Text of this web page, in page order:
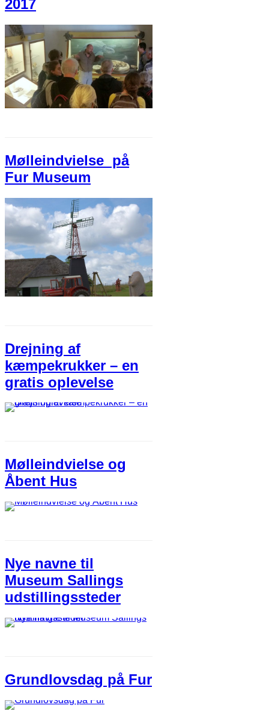
2017
Mølleindvielse ​ på
Fur Museum​
Drejning af
kæmpekrukker – en
gratis oplevelse
Mølleindvielse og
Åbent Hus
Nye navne til
Museum Sallings
udstillingssteder
Grundlovsdag på Fur